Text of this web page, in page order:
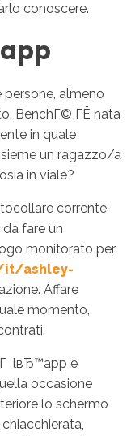
conoscere.
almeno
BenchГ© ГЁ nata
in quale
un ragazzo/a
in viale?
corrente
fare un
monitorato per
it/ashley-
Affare
momento,
lвЂ™app e
occasione
lo schermo